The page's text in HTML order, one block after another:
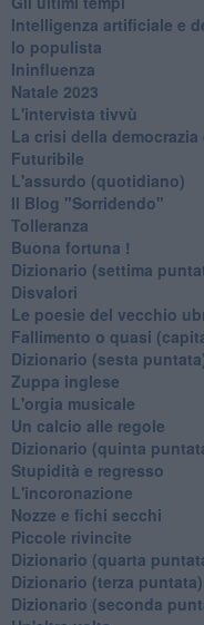
Intelligenza artificiale e
Io populista
Ininfluenza
Natale 2023
L'intervista tivvù
La crisi della
Futuribile
L'assurdo (quotidiano)
Il Blog "Sorridendo"
Tolleranza
Buona fortuna !
​Dizionario (settima
Disvalori
Le poesie del vecchio
Fallimento o quasi
Dizionario (sesta
Zuppa inglese
L'orgia musicale
Un calcio alle regole
Dizionario (quinta
Stupidità e regresso
L'incoronazione
Nozze e fichi secchi
Piccole rivincite
​Dizionario (quarta
​Dizionario (terza puntata)
​Dizionario (seconda